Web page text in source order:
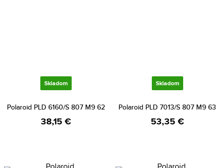
Skladom
Polaroid PLD 6160/S 807 M9 62
38,15 €
Skladom
Polaroid PLD 7013/S 807 M9 63
53,35 €